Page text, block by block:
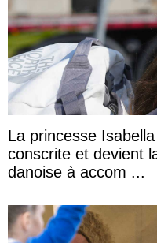
La princesse
conscrite et devient
danoise à accom ...